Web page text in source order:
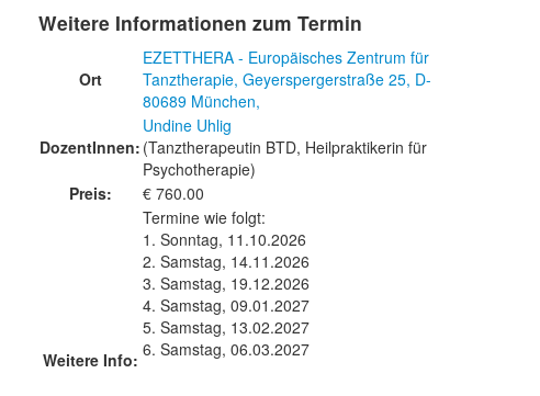
Weitere Informationen zum Termin
Ort
EZETTHERA - Europäisches Zentrum für
Tanztherapie, Geyerspergerstraße 25, D-
80689 München,
DozentInnen:
Undine Uhlig
(Tanztherapeutin BTD, Heilpraktikerin für
Psychotherapie)
Preis:
€ 760.00
Weitere Info:
Termine wie folgt:
1. Sonntag, 11.10.2026
2. Samstag, 14.11.2026
3. Samstag, 19.12.2026
4. Samstag, 09.01.2027
5. Samstag, 13.02.2027
6. Samstag, 06.03.2027